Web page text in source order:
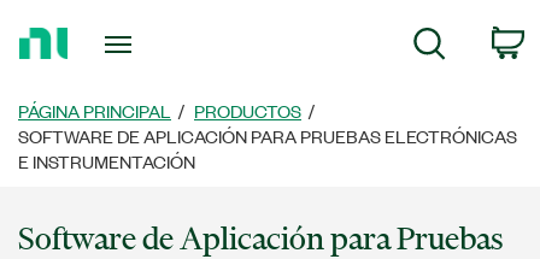
página
principal
Búsqueda
PÁGINA PRINCIPAL
PRODUCTOS
SOFTWARE DE APLICACIÓN PARA PRUEBAS ELECTRÓNICAS
E INSTRUMENTACIÓN
Software de Aplicación para Pruebas